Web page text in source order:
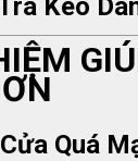
Keo
Quá